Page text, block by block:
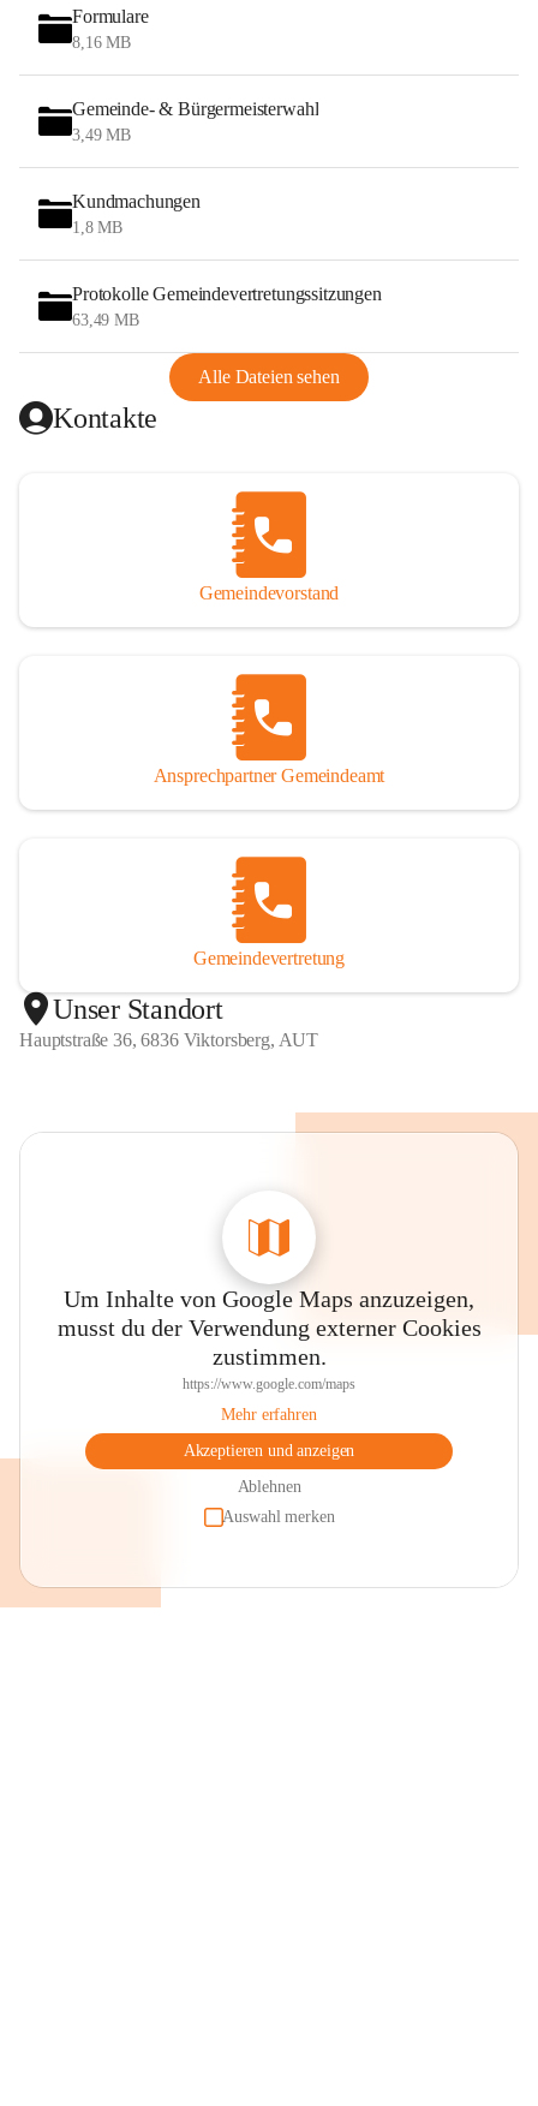
Formulare
8,16 MB
Gemeinde- & Bürgermeisterwahl
3,49 MB
Kundmachungen
1,8 MB
Protokolle Gemeindevertretungssitzungen
63,49 MB
Alle Dateien sehen
Kontakte
Gemeindevorstand
Ansprechpartner Gemeindeamt
Gemeindevertretung
Unser Standort
Hauptstraße 36, 6836 Viktorsberg, AUT
Um Inhalte von Google Maps anzuzeigen,
musst du der Verwendung externer Cookies
zustimmen.
https://www.google.com/maps
Mehr erfahren
Akzeptieren und anzeigen
Ablehnen
Auswahl merken